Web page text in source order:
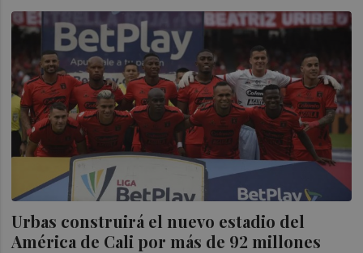
Urbas construirá el nuevo estadio del
América de Cali por más de 92 millones